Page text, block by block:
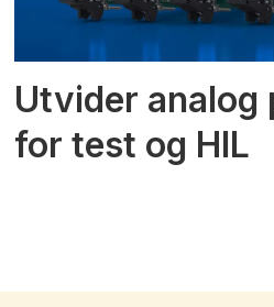
Utvider analog
for test og HIL